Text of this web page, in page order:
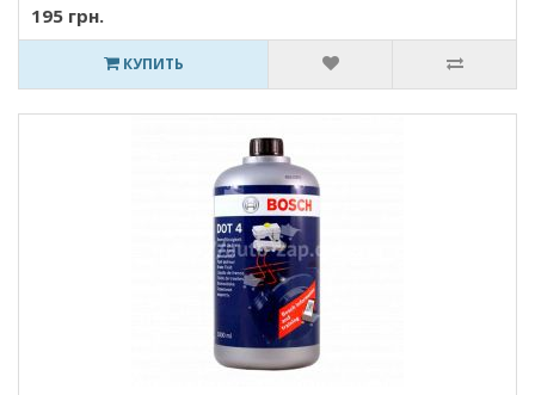
195 грн.
КУПИТЬ